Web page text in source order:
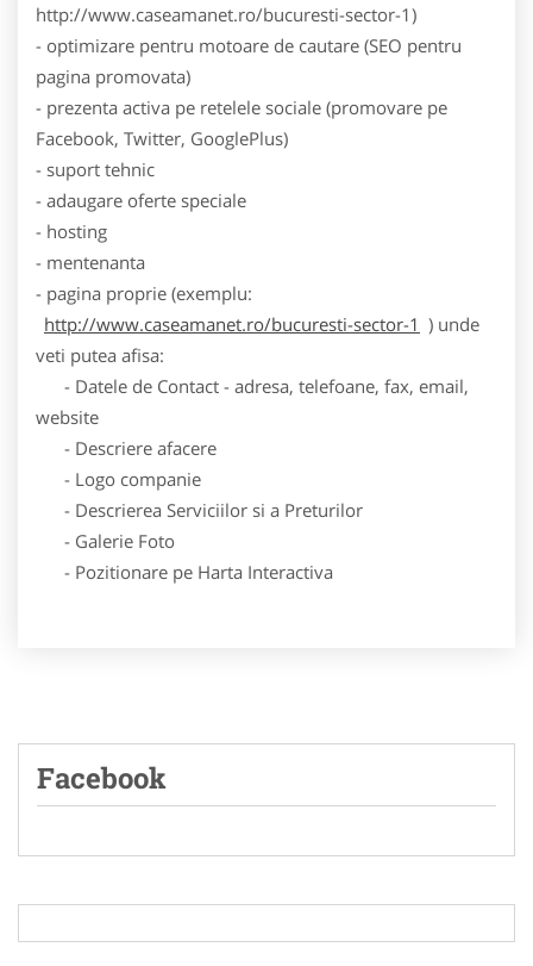
http://www.caseamanet.ro/bucuresti-sector-1)
- optimizare pentru motoare de cautare (SEO pentru
pagina promovata)
- prezenta activa pe retelele sociale (promovare pe
Facebook, Twitter, GooglePlus)
- suport tehnic
- adaugare oferte speciale
- hosting
- mentenanta
- pagina proprie (exemplu:
http://www.caseamanet.ro/bucuresti-sector-1 ) unde
veti putea afisa:
- Datele de Contact - adresa, telefoane, fax, email,
website
- Descriere afacere
- Logo companie
- Descrierea Serviciilor si a Preturilor
- Galerie Foto
- Pozitionare pe Harta Interactiva
Facebook